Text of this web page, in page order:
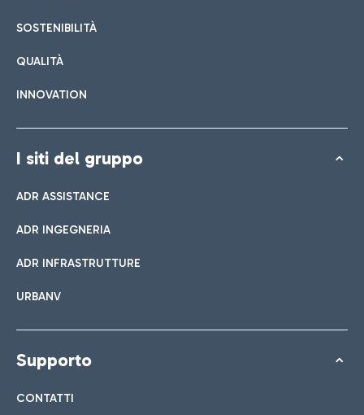
SOSTENIBILITÀ
QUALITÀ
INNOVATION
I siti del gruppo
ADR ASSISTANCE
ADR INGEGNERIA
ADR INFRASTRUTTURE
URBANV
Supporto
CONTATTI